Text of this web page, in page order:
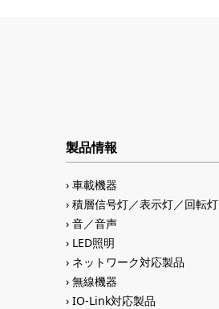
製品情報
車載機器
積層信号灯／表示灯／回転灯
音／音声
LED照明
ネットワーク対応製品
無線機器
IO-Link対応製品